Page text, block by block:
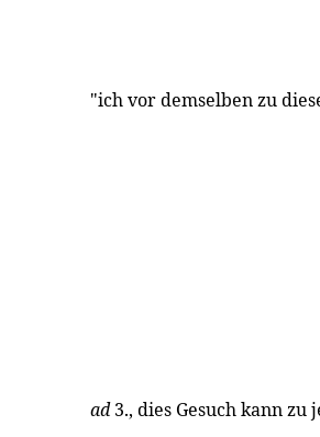
"ich vor demselben zu
ad3., dies Gesuch kann